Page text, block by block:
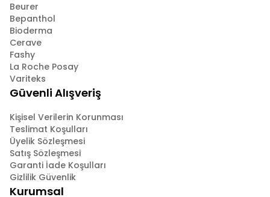
Beurer
Bepanthol
Bioderma
Cerave
Fashy
La Roche Posay
Variteks
Güvenli Alışveriş
Kişisel Verilerin Korunması
Teslimat Koşulları
Üyelik Sözleşmesi
Satış Sözleşmesi
Garanti İade Koşulları
Gizlilik Güvenlik
Kurumsal